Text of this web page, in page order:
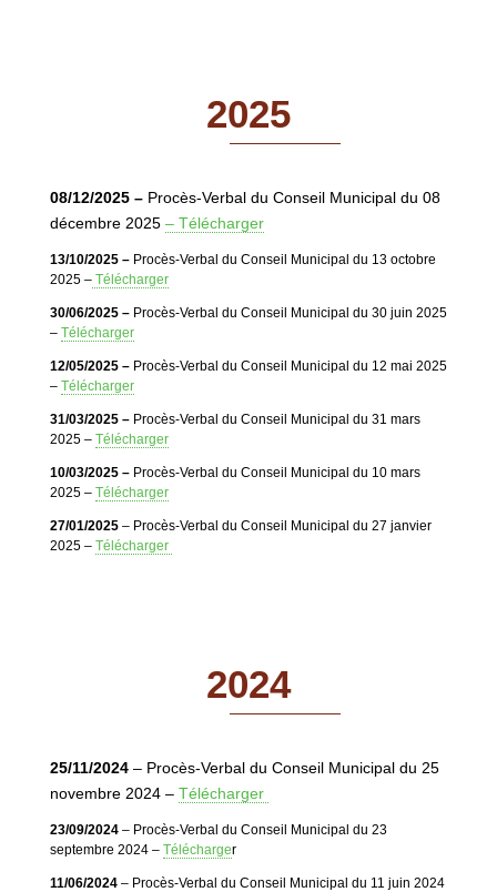
2025
08/12/2025 –Procès-Verbal du Conseil Municipal du 08
décembre 2025 – Télécharger
13/10/2025 –Procès-Verbal du Conseil Municipal du 13 octobre
2025 –Télécharger
30/06/2025 –Procès-Verbal du Conseil Municipal du 30 juin 2025
– Télécharger
12/05/2025 –Procès-Verbal du Conseil Municipal du 12 mai 2025
– Télécharger
31/03/2025 –Procès-Verbal du Conseil Municipal du 31 mars
2025 – Télécharger
10/03/2025 –Procès-Verbal du Conseil Municipal du 10 mars
2025 – Télécharger
27/01/2025– Procès-Verbal du Conseil Municipal du 27 janvier
2025 – Télécharger
2024
25/11/2024– Procès-Verbal du Conseil Municipal du 25
novembre 2024 – Télécharger
23/09/2024– Procès-Verbal du Conseil Municipal du 23
septembre 2024 – Télécharger
11/06/2024– Procès-Verbal du Conseil Municipal du 11 juin 2024